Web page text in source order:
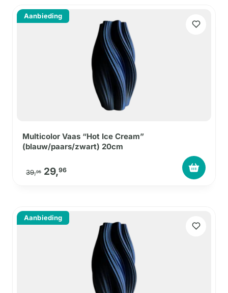
Aanbieding
Multicolor Vaas “Hot Ice Cream”
(blauw/paars/zwart) 20cm
39,95 Oorspronkelijke prijs was: 39,95.
29,96Huidige prijs is: 29,96.
Aanbieding